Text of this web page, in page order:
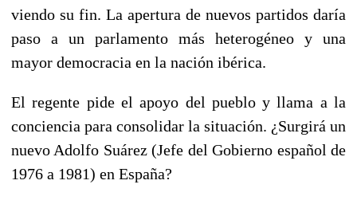
viendo su fin. La apertura de nuevos partidos daría
paso a un parlamento más heterogéneo y una
mayor democracia en la nación ibérica.
El regente pide el apoyo del pueblo y llama a la
conciencia para consolidar la situación. ¿Surgirá un
nuevo Adolfo Suárez (Jefe del Gobierno español de
1976 a 1981) en España?